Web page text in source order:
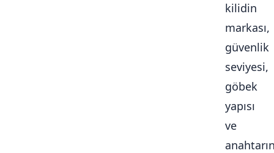
kilidin
markası,
güvenlik
seviyesi,
göbek
yapısı
ve